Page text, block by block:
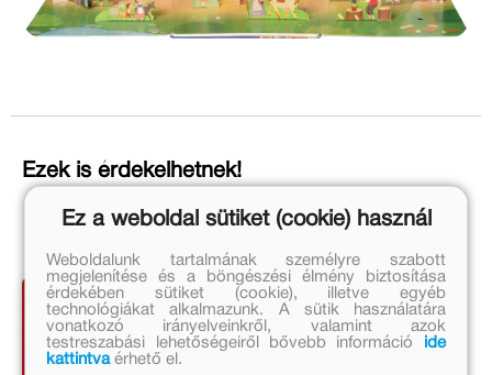
Ezek is érdekelhetnek!
Ez a weboldal sütiket (cookie) használ
Weboldalunk tartalmának személyre szabott
megjelenítése és a böngészési élmény biztosítása
érdekében sütiket (cookie), illetve egyéb
technológiákat alkalmazunk. A sütik használatára
vonatkozó irányelveinkről, valamint azok
testreszabási lehetőségeiről bővebb információ
ide
kattintvaérhető el.